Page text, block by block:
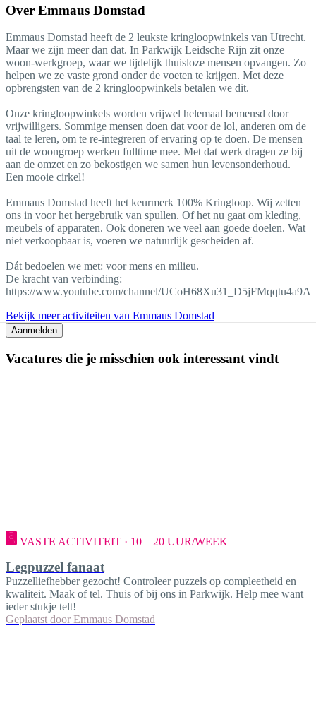
Over Emmaus Domstad
Emmaus Domstad heeft de 2 leukste kringloopwinkels van Utrecht.
Maar we zijn meer dan dat. In Parkwijk Leidsche Rijn zit onze
woon-werkgroep, waar we tijdelijk thuisloze mensen opvangen. Zo
helpen we ze vaste grond onder de voeten te krijgen. Met deze
opbrengsten van de 2 kringloopwinkels betalen we dit.
Onze kringloopwinkels worden vrijwel helemaal bemensd door
vrijwilligers. Sommige mensen doen dat voor de lol, anderen om de
taal te leren, om te re-integreren of ervaring op te doen. De mensen
uit de woongroep werken fulltime mee. Met dat werk dragen ze bij
aan de omzet en zo bekostigen we samen hun levensonderhoud.
Een mooie cirkel!
Emmaus Domstad heeft het keurmerk 100% Kringloop. Wij zetten
ons in voor het hergebruik van spullen. Of het nu gaat om kleding,
meubels of apparaten. Ook doneren we veel aan goede doelen. Wat
niet verkoopbaar is, voeren we natuurlijk gescheiden af.
Dát bedoelen we met: voor mens en milieu.
De kracht van verbinding:
https://www.youtube.com/channel/UCoH68Xu31_D5jFMqqtu4a9A
Bekijk meer activiteiten van Emmaus Domstad
Aanmelden
Vacatures die je misschien ook interessant vindt
VASTE ACTIVITEIT · 10—20 UUR/WEEK
Legpuzzel fanaat
Puzzelliefhebber gezocht! Controleer puzzels op compleetheid en
kwaliteit. Maak of tel. Thuis of bij ons in Parkwijk. Help mee want
ieder stukje telt!
Geplaatst door Emmaus Domstad